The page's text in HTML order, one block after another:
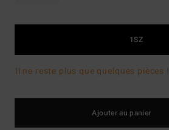
1SZ
Il ne reste plus que quelques pièces !
Ajouter au panier